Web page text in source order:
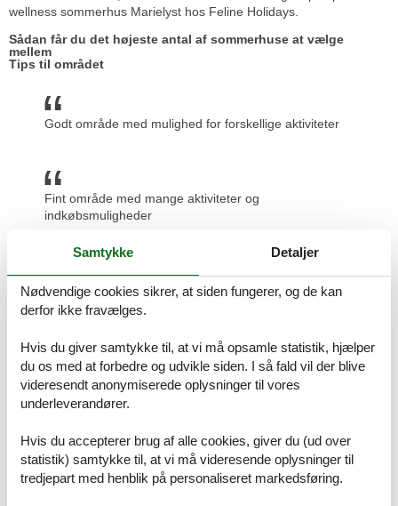
wellness sommerhus Marielyst hos Feline Holidays.
Sådan får du det højeste antal af sommerhuse at vælge
mellem
Tips til området
Godt område med mulighed for forskellige aktiviteter
Fint område med mange aktiviteter og
indkøbsmuligheder
Stille og roligt område
Alle sommerhuse som udlejes gennem Feline er dækket af vores
prisgaranti. Vi står inde for at der ikke er ét eneste af de andre
udlejningsbureauer, som udlejer dit foretrukne wellness sommerhus
Marielyst til en pris, som er lavere end vores.
vi dig hele differencen i prisen. Pengene vil blive indsat direkte på
din konto.
Samtykke Detaljer
Nødvendige cookies sikrer, at siden fungerer, og de kan
derfor ikke fravælges.
Hvis du giver samtykke til, at vi må opsamle statistik, hjælper
du os med at forbedre og udvikle siden. I så fald vil der blive
videresendt anonymiserede oplysninger til vores
underleverandører.
Hvis du accepterer brug af alle cookies, giver du (ud over
statistik) samtykke til, at vi må videresende oplysninger til
tredjepart med henblik på personaliseret markedsføring.